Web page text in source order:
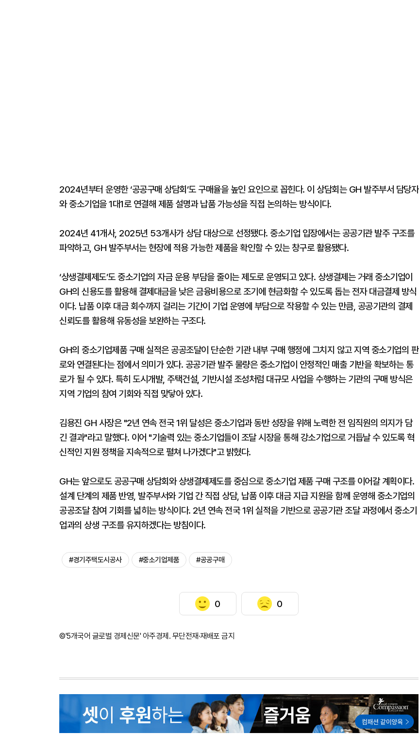
2024년부터 운영한 ‘공공구매 상담회’도 구매율을 높인 요인으로 꼽힌다. 이 상담회는 GH 발주부서 담당자
와 중소기업을 1대1로 연결해 제품 설명과 납품 가능성을 직접 논의하는 방식이다.
2024년 41개사, 2025년 53개사가 상담 대상으로 선정됐다. 중소기업 입장에서는 공공기관 발주 구조를
파악하고, GH 발주부서는 현장에 적용 가능한 제품을 확인할 수 있는 창구로 활용됐다.
‘상생결제제도’도 중소기업의 자금 운용 부담을 줄이는 제도로 운영되고 있다. 상생결제는 거래 중소기업이
GH의 신용도를 활용해 결제대금을 낮은 금융비용으로 조기에 현금화할 수 있도록 돕는 전자 대금결제 방식
이다. 납품 이후 대금 회수까지 걸리는 기간이 기업 운영에 부담으로 작용할 수 있는 만큼, 공공기관의 결제
신뢰도를 활용해 유동성을 보완하는 구조다.
GH의 중소기업제품 구매 실적은 공공조달이 단순한 기관 내부 구매 행정에 그치지 않고 지역 중소기업의 판
로와 연결된다는 점에서 의미가 있다. 공공기관 발주 물량은 중소기업이 안정적인 매출 기반을 확보하는 통
로가 될 수 있다. 특히 도시개발, 주택건설, 기반시설 조성처럼 대규모 사업을 수행하는 기관의 구매 방식은
지역 기업의 참여 기회와 직접 맞닿아 있다.
김용진 GH 사장은 "2년 연속 전국 1위 달성은 중소기업과 동반 성장을 위해 노력한 전 임직원의 의지가 담
긴 결과"라고 말했다. 이어 "기술력 있는 중소기업들이 조달 시장을 통해 강소기업으로 거듭날 수 있도록 혁
신적인 지원 정책을 지속적으로 펼쳐 나가겠다"고 밝혔다.
GH는 앞으로도 공공구매 상담회와 상생결제제도를 중심으로 중소기업 제품 구매 구조를 이어갈 계획이다.
설계 단계의 제품 반영, 발주부서와 기업 간 직접 상담, 납품 이후 대금 지급 지원을 함께 운영해 중소기업의
공공조달 참여 기회를 넓히는 방식이다. 2년 연속 전국 1위 실적을 기반으로 공공기관 조달 과정에서 중소기
업과의 상생 구조를 유지하겠다는 방침이다.
#경기주택도시공사 #중소기업제품 #공공구매
0 0
©'5개국어 글로벌 경제신문' 아주경제. 무단전재·재배포 금지